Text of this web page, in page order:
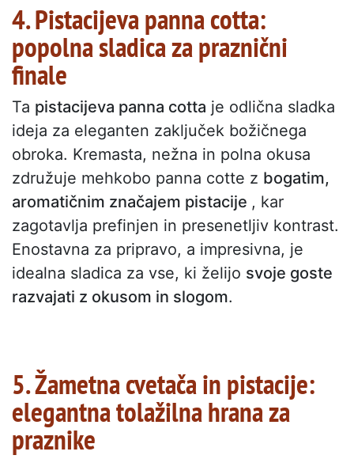
4. Pistacijeva panna cotta:
popolna sladica za praznični
finale
Ta pistacijeva panna cotta je odlična sladka
ideja za eleganten zaključek božičnega
obroka. Kremasta, nežna in polna okusa
združuje mehkobo panna cotte z bogatim,
aromatičnim značajem pistacije , kar
zagotavlja prefinjen in presenetljiv kontrast.
Enostavna za pripravo, a impresivna, je
idealna sladica za vse, ki želijo svoje goste
razvajati z okusom in slogom.
5. Žametna cvetača in pistacije:
elegantna tolažilna hrana za
praznike